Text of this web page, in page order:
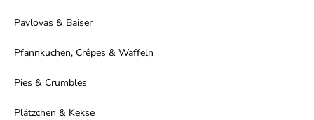
Pavlovas & Baiser
Pfannkuchen, Crêpes & Waffeln
Pies & Crumbles
Plätzchen & Kekse